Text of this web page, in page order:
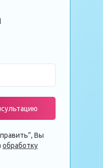
Вы
обработку